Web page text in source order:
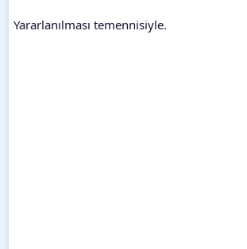
Yararlanılması temennisiyle.